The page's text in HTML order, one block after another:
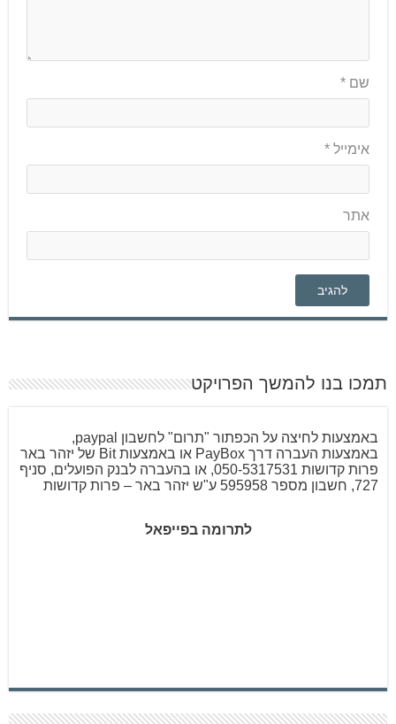
שם *
אימייל *
אתר
תמכו בנו להמשך הפרויקט
באמצעות לחיצה על הכפתור "תרום" לחשבון paypal,
באמצעות העברה דרך PayBox או באמצעות Bit של יזהר באר
פרות קדושות 050-5317531, או בהעברה לבנק הפועלים, סניף
727, חשבון מספר 595958 ע"ש יזהר באר – פרות קדושות
לתרומה בפייפאל